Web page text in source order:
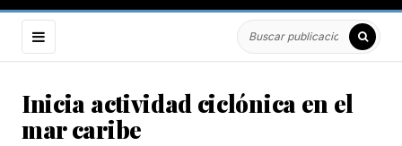
Inicia actividad ciclónica en el
mar caribe